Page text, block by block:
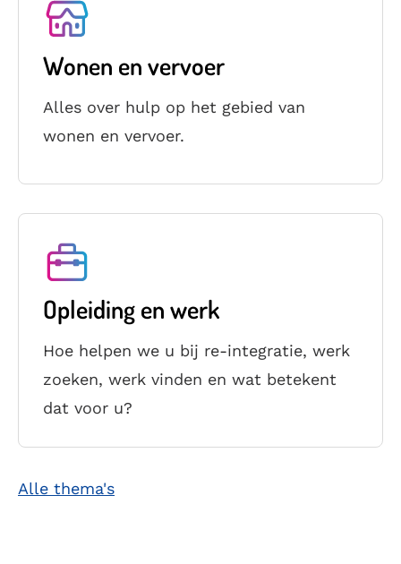
Wonen en vervoer
Alles over hulp op het gebied van
wonen en vervoer.
Opleiding en werk
Hoe helpen we u bij re-integratie, werk
zoeken, werk vinden en wat betekent
dat voor u?
Alle thema's